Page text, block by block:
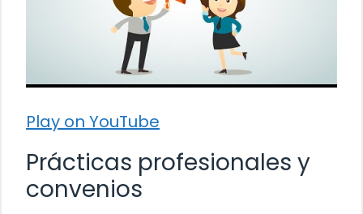
Play on YouTube
Prácticas profesionales y
convenios